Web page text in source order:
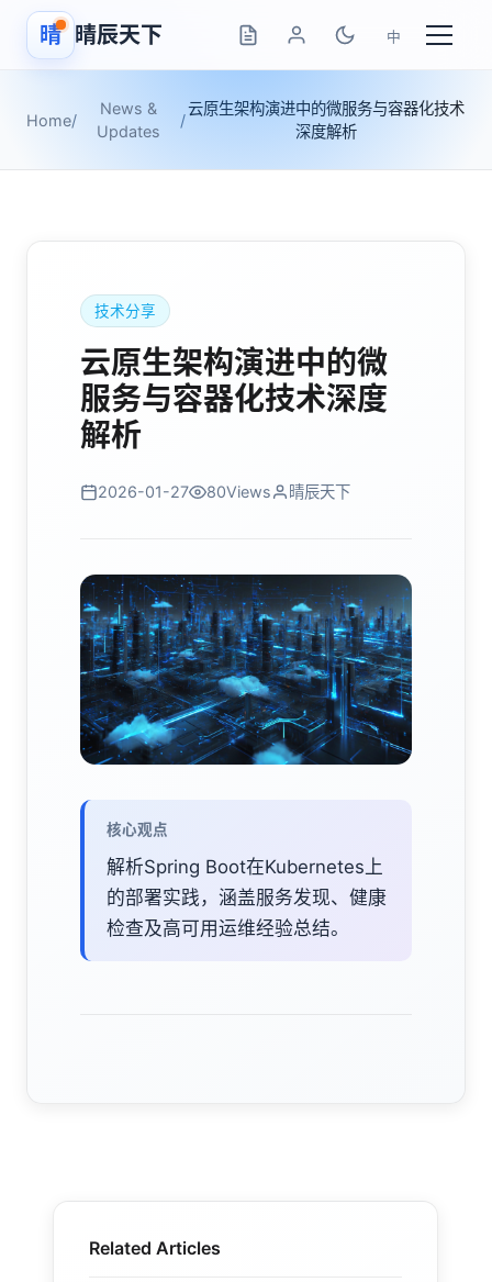
晴 晴辰天下 中
Home/
News &
Updates
/
云原生架构演进中的微服务与容器化技术
深度解析
技术分享
云原生架构演进中的微
服务与容器化技术深度
解析
2026-01-27 80Views 晴辰天下
核心观点
解析Spring Boot在Kubernetes上
的部署实践，涵盖服务发现、健康
检查及高可用运维经验总结。
Related Articles